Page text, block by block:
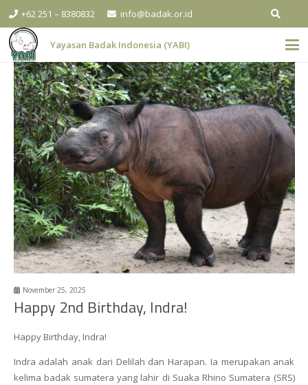
+62 251 – 8380832 info@badak.or.id
Yayasan Badak Indonesia (YABI)
November 25, 2025
Happy 2nd Birthday, Indra!
Happy Birthday, Indra!
Indra adalah anak dari Delilah dan Harapan. Ia merupakan anak
kelima badak sumatera yang lahir di Suaka Rhino Sumatera (SRS)